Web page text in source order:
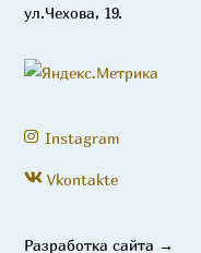
ул.Чехова, 19.
Instagram
Vkontakte
Разработка сайта →